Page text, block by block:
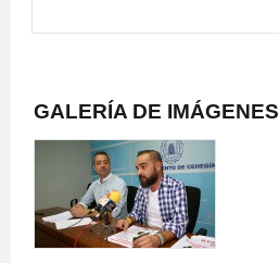
GALERÍA DE IMÁGENES